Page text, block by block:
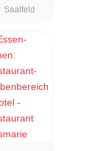
Saalfeld